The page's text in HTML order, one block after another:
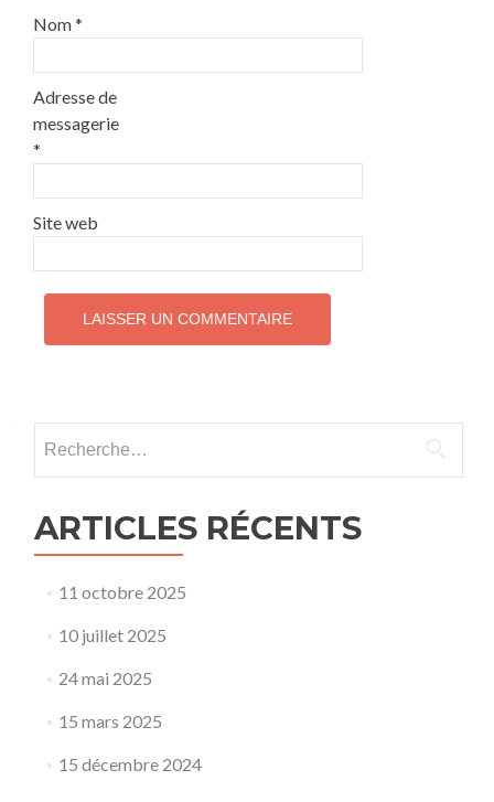
Nom*
Adresse de
messagerie
*
Site web
ARTICLES RÉCENTS
11 octobre 2025
10 juillet 2025
24 mai 2025
15 mars 2025
15 décembre 2024